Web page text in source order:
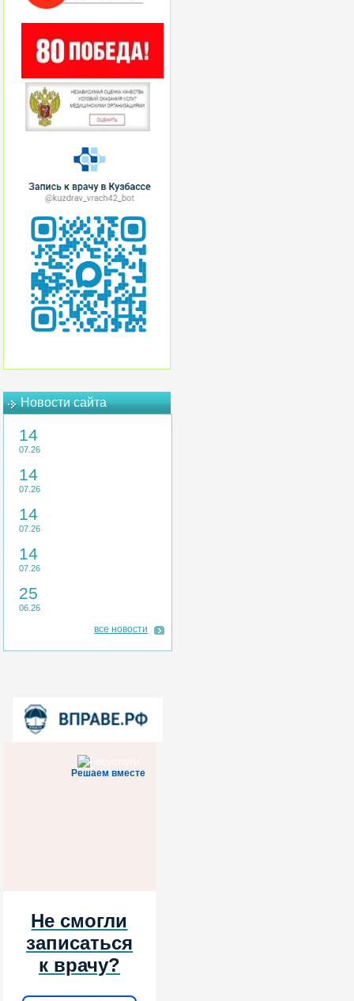
Новости сайта
14
07.26
14
07.26
14
07.26
14
07.26
25
06.26
все новости
Решаем вместе
Не смогли
записаться
к врачу?